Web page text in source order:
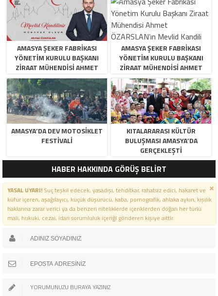
AMASYA ŞEKER FABRIKASI
YÖNETIM KURULU BAŞKANI
ZIRAAT MÜHENDISI AHMET
ÖZARSLAN’IN MEVLID KANDILI
MESAJI
AMASYA ŞEKER FABRIKASI
YÖNETIM KURULU BAŞKANI
ZIRAAT MÜHENDISI AHMET
ÖZARSLAN’IN MEVLID KANDILI
MESAJI
AMASYA’DA DEV MOTOSIKLET
FESTIVALI
KITALARARASI KÜLTÜR
BULUŞMASI AMASYA’DA
GERÇEKLEŞTI
HABER HAKKINDA GÖRÜŞ BELİRT
YASAL UYARI!Suç teşkil edecek, yasadışı, tehditkar, rahatsız edici, hakaret ve
küfür içeren, aşağılayıcı, küçük düşürücü, kaba, pornografik, ahlaka aykırı, kişilik
haklarına zarar verici ya da benzeri niteliklerde içeriklerden doğan her türlü
mali, hukuki, cezai, idari sorumluluk içeriği gönderen kişiye aittir.